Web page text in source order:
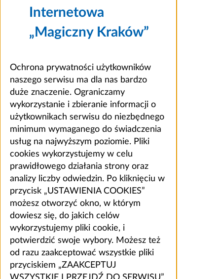
Internetowa
„Magiczny Kraków”
Ochrona prywatności użytkowników
naszego serwisu ma dla nas bardzo
duże znaczenie. Ograniczamy
wykorzystanie i zbieranie informacji o
użytkownikach serwisu do niezbędnego
minimum wymaganego do świadczenia
usług na najwyższym poziomie. Pliki
cookies wykorzystujemy w celu
prawidłowego działania strony oraz
analizy liczby odwiedzin. Po kliknięciu w
przycisk „USTAWIENIA COOKIES”
możesz otworzyć okno, w którym
dowiesz się, do jakich celów
wykorzystujemy pliki cookie, i
potwierdzić swoje wybory. Możesz też
od razu zaakceptować wszystkie pliki
przyciskiem „ZAAKCEPTUJ